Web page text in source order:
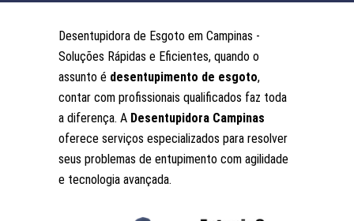
Desentupidora de Esgoto em Campinas -
Soluções Rápidas e Eficientes, quando o
assunto é desentupimento de esgoto,
contar com profissionais qualificados faz toda
a diferença. A Desentupidora Campinas
oferece serviços especializados para resolver
seus problemas de entupimento com agilidade
e tecnologia avançada.